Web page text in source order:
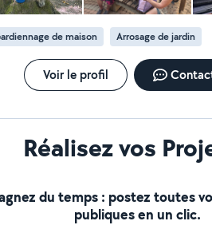
de maison Arrosage de jardin
Voir le profil
Réalisez vos
du temps : postez toutes
publiques en un clic.